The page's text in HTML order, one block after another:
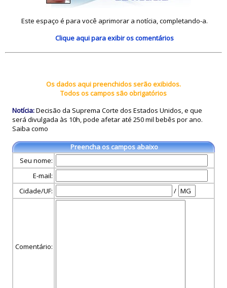
Este espaço é para você aprimorar a notícia, completando-a.
Clique aquipara exibir os comentários
Os dados aqui preenchidos serão exibidos.
Todos os campos são obrigatórios
Notícia:Decisão da Suprema Corte dos Estados Unidos, e que
será divulgada às 10h, pode afetar até 250 mil bebês por ano.
Saiba como
Preencha os campos abaixo
Seu nome:
E-mail:
Cidade/UF:
/
Comentário: